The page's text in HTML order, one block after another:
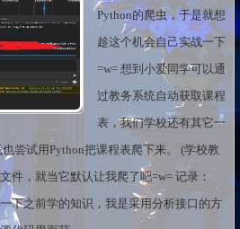
Python的爬虫，于是就想
趁这个机会自己实战一下
=w= 想到小爱同学可以通
过教务系统自动获取课程
表，我们学校还有其它一
尝试用Python把课程表爬下来。 (学校教
件，就当它默认让我爬了吧=w= 记录：
下之前学的知识，我是采用分析接口的方